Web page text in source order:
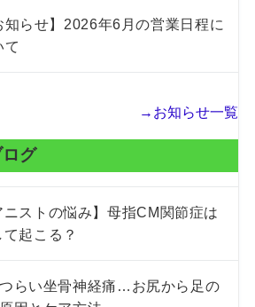
知らせ】2026年6月の営業日程に
て
→お知らせ一覧
グ
ニストの悩み】母指CM関節症は
て起こる？
らい坐骨神経痛…お尻から足の